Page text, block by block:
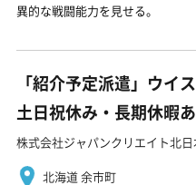
異的な戦闘能力を見せる。
「紹介予定派遣」ウイ
土日祝休み・長期休暇
株式会社ジャパンクリエイト北
北海道 余市町